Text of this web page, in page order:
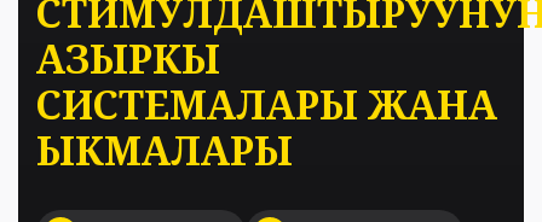
АЗЫРКЫ
СИСТЕМАЛАРЫ ЖАНА
ЫКМАЛАРЫ